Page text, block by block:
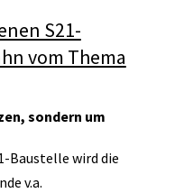
S21-
vom Thema
sondern um
Baustelle wird die
v.a.